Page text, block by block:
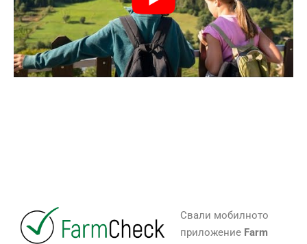
Свали мобилното
приложение Farm